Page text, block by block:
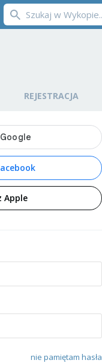
REJESTRACJA
Apple
nie pamiętam hasła